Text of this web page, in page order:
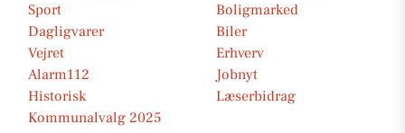
Sport
Boligmarked
Dagligvarer
Biler
Vejret
Erhverv
Alarm112
Jobnyt
Historisk
Læserbidrag
Kommunalvalg 2025